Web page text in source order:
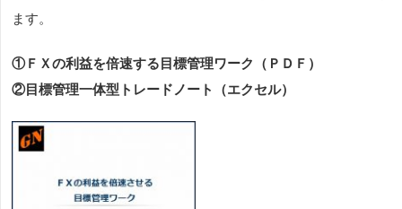
ます。
①ＦＸの利益を倍速する目標管理ワーク（ＰＤＦ）
②目標管理一体型トレードノート（エクセル）